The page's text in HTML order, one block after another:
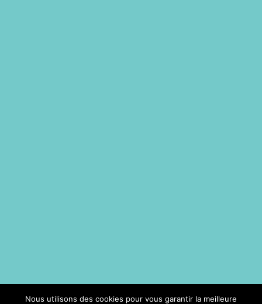
Nous utilisons des cookies pour vous garantir la meilleure